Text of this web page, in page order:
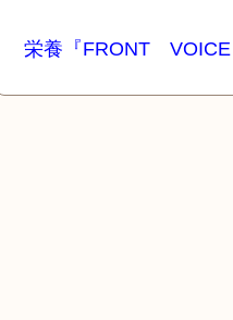
栄養『FRONT VOICE